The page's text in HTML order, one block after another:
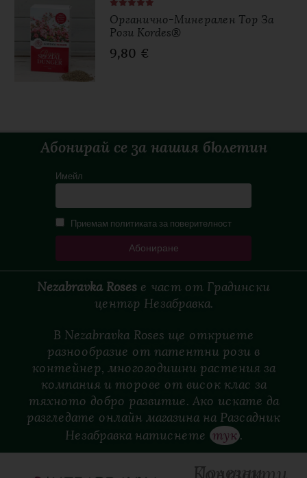
Органично-Минерален Тор За
Рози Kordes®
9,80 €
Абонирай се за нашия бюлетин
Имейл
Приемам политиката за поверителност
Nezabravka Roses е част от Градински
център Незабравка.
В Nezabravka Roses ще откриете
разнообразие от патентни рози в
контейнер, многогодишни растения за
компания и торове от висок клас за
тяхното добро развитие. Ако искате да
разгледате онлайн магазина на Разсадник
Незабравка натиснете тук.
Полезни